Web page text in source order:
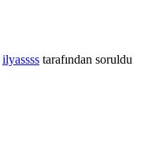
ilyassss tarafından soruldu